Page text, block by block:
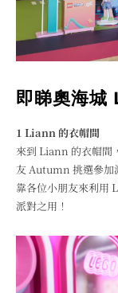
即睇奧海城
1 Liann 的衣帽間
來到 Liann 的衣帽間
友 Autumn 挑選參加
靠各位小朋友來利用
派對之用！